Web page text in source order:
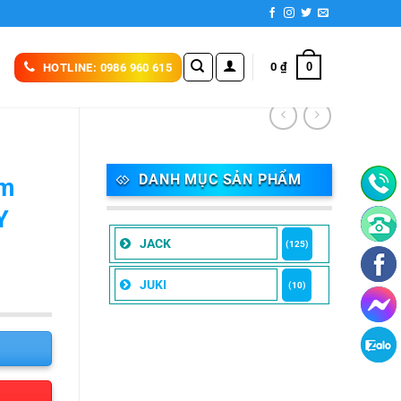
HOTLINE: 0986 960 615 0 ₫ 0
DANH MỤC SẢN PHẨM
JACK (125)
JUKI (10)